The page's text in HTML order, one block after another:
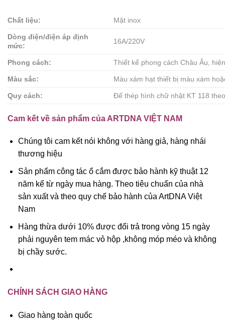
Chất liệu: Mặt inox
Dòng điện/điện áp định
mức:
16A/220V
Phong cách: Thiết kế phong cách Châu Âu,
Màu sắc: Màu xám hạt thiết bị màu xám
Quy cách: Đế thép hình chữ nhật KT 118
Cam kết về sản phẩm của ARTDNA VIỆT NAM
Chúng tôi cam kết nói không với hàng giả, hàng nhái
thương hiệu
Sản phẩm công tác ổ cắm được bảo hành kỹ thuật 12
năm kể từ ngày mua hàng. Theo tiêu chuẩn của nhà
sản xuất và theo quy chế bảo hành của ArtDNA Việt
Nam
Hàng thừa dưới 10% được đổi trả trong vòng 15 ngày
phải nguyên tem mác vỏ hộp ,không móp méo và không
bị chầy sước.
CHÍNH SÁCH GIAO HÀNG
Giao hàng toàn quốc